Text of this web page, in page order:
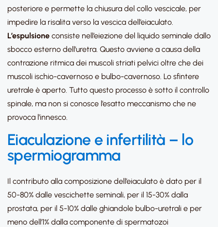
posteriore e permette la chiusura del collo vescicale, per
impedire la risalita verso la vescica dell’eiaculato.
L’espulsione consiste nell’eiezione del liquido seminale dallo
sbocco esterno dell’uretra. Questo avviene a causa della
contrazione ritmica dei muscoli striati pelvici oltre che dei
muscoli ischio-cavernoso e bulbo-cavernoso. Lo sfintere
uretrale è aperto. Tutto questo processo è sotto il controllo
spinale, ma non si conosce l’esatto meccanismo che ne
provoca l’innesco.
Eiaculazione e infertilità – lo
spermiogramma
Il contributo alla composizione dell’eiaculato è dato per il
50-80% dalle vescichette seminali, per il 15-30% dalla
prostata, per il 5-10% dalle ghiandole bulbo-uretrali e per
meno dell’1% dalla componente di spermatozoi